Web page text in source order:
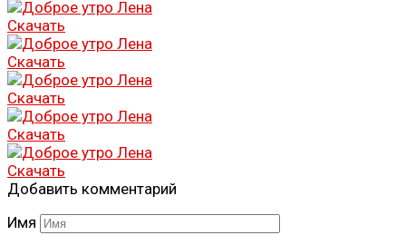
Скачать
Скачать
Скачать
Скачать
Скачать
Добавить комментарий
Имя